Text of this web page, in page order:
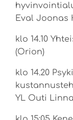
Eval Joonas
klo 14.10
(Orion)
klo 14.20
YL Outi